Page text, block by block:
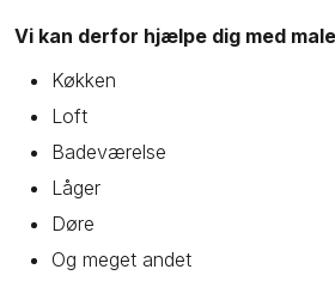
Vi kan derfor hjælpe dig med
Køkken
Loft
​Badeværelse
Låger
Døre
Og meget andet